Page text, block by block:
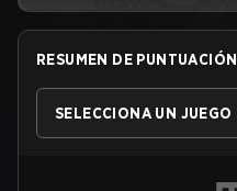
RESUMEN DE PUNTUACIÓN
SELECCIONA UN JUEGO